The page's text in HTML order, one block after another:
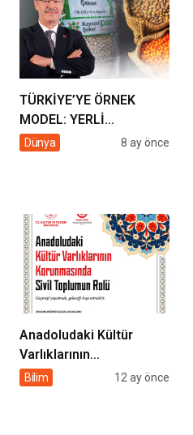
TÜRKİYE’YE ÖRNEK
MODEL: YERLİ
ÜRETİMDE KAYSERİ
Dünya 8 ay önce
Anadoludaki Kültür
Varlıklarının
Korunmasında Sivil
Bilim 12 ay önce